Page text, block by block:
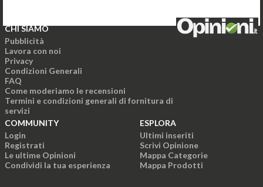
CHI SIAMO
Pubblicità
Lavora con noi
Privacy
Condizioni Generali
FAQ
Come moderiamo le recensioni
Termini e condizioni generali di fornitura di
servizi
COMMUNITY
Login
Registrati
Le ultime Opinioni
Condividi la tua esperienza
ESPLORA
Ultimi inseriti
Scrivi Opinione
Mappa Categorie
Mappa Prodotti